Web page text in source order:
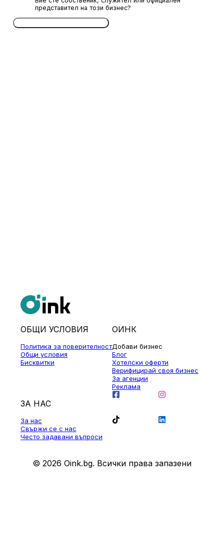
представител на този бизнес?
ОБЩИ УСЛОВИЯ
Политика за поверителност
Общи условия
Бисквитки
ОИНК
Добави бизнес
Блог
Хотелски оферти
Верифицирай своя бизнес
За агенции
Реклама
ЗА НАС
За нас
Свържи се с нас
Често задавани въпроси
© 2026 Oink.bg. Всички права запазени